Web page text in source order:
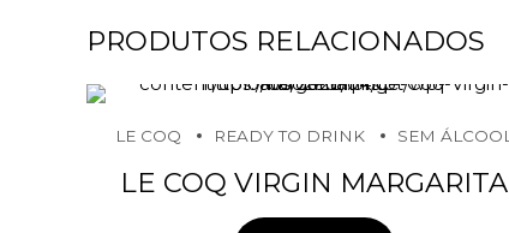
PRODUTOS RELACIONADOS
LE COQ READY TO DRINK SEM ÁLCOOL
LE COQ VIRGIN MARGARITA